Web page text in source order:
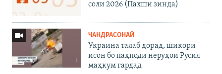
соли 2026 (Пахши зинда)
ЧАНДРАСОНАӢ
Украина талаб дорад, шикори
исон бо паҳподи нерӯҳои Русия
маҳкум гардад